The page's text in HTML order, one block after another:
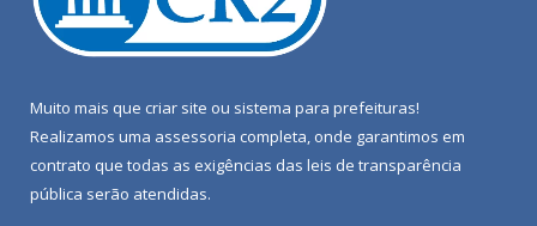
Muito mais que criar site ou sistema para prefeituras!
Realizamos uma assessoria completa, onde garantimos em
contrato que todas as exigências das leis de transparência
pública serão atendidas.